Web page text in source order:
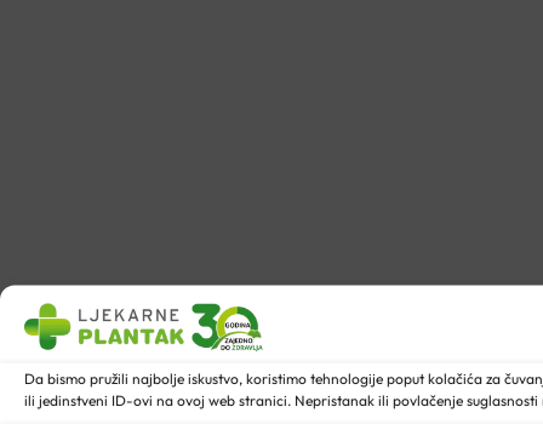
Da bismo pružili najbolje iskustvo, koristimo tehnologije poput kolačića za
ili jedinstveni ID-ovi na ovoj web stranici. Nepristanak ili povlačenje